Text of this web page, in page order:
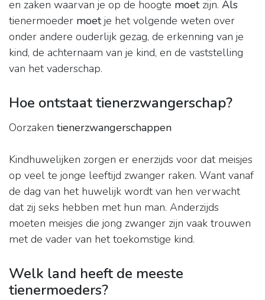
en zaken waarvan je op de hoogte moetzijn. Als
tienermoeder moetje het volgende weten over
onder andere ouderlijk gezag, de erkenning van je
kind, de achternaam van je kind, en de vaststelling
van het vaderschap.
Hoe ontstaat tienerzwangerschap?
Oorzaken tienerzwangerschappen
Kindhuwelijken zorgen er enerzijds voor dat meisjes
op veel te jonge leeftijd zwanger raken. Want vanaf
de dag van het huwelijk wordt van hen verwacht
dat zij seks hebben met hun man. Anderzijds
moeten meisjes die jong zwanger zijn vaak trouwen
met de vader van het toekomstige kind.
Welk land heeft de meeste
tienermoeders?